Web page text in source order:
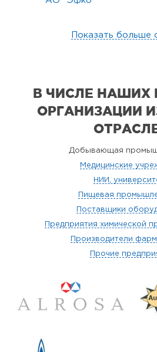
Показать больше
В ЧИСЛЕ НАШИХ
ОРГАНИЗАЦИИ
Добывающая
Медицинские
НИИ,
Пищевая
Поставщики
Предприятия химической
Производители
Прочие